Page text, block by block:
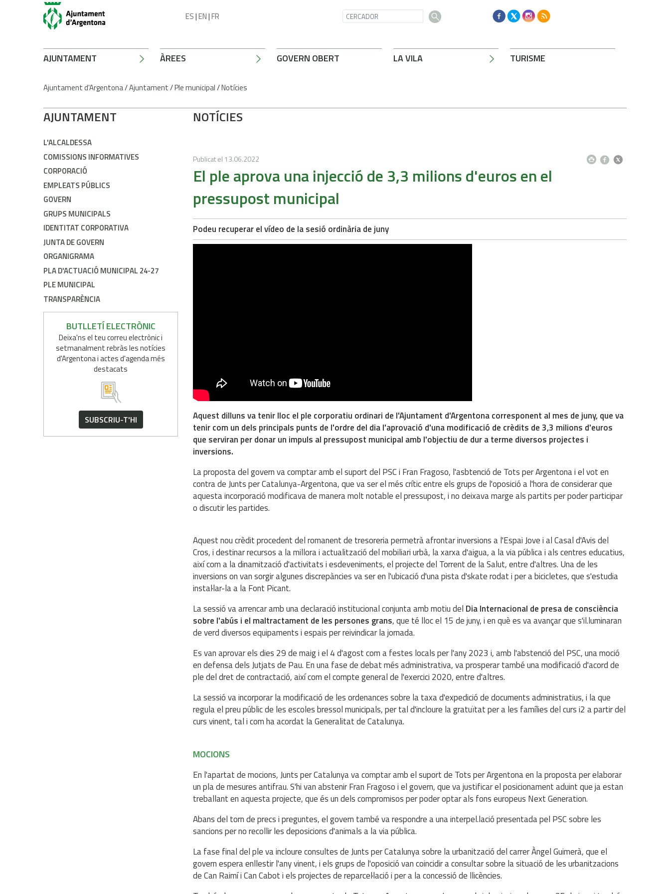
ES|EN|FR
AJUNTAMENT ÀREES GOVERN OBERT LA VILA TURISME
Ajuntament d'Argentona/Ajuntament/Ple municipal/Notícies
AJUNTAMENT
L'ALCALDESSA
COMISSIONS INFORMATIVES
CORPORACIÓ
EMPLEATS PÚBLICS
GOVERN
GRUPS MUNICIPALS
IDENTITAT CORPORATIVA
JUNTA DE GOVERN
ORGANIGRAMA
PLA D'ACTUACIÓ MUNICIPAL 24-27
PLE MUNICIPAL
TRANSPARÈNCIA
BUTLLETÍ ELECTRÒNIC
Deixa'ns el teu correu electrònic i
setmanalment rebràs les notícies
d'Argentona i actes d'agenda més
destacats
SUBSCRIU-T'HI
NOTÍCIES
Publicat el 13.06.2022
El ple aprova una injecció de 3,3 milions d'euros en el
pressupost municipal
Podeu recuperar el vídeo de la sesió ordinària de juny
Aquest dilluns va tenir lloc el ple corporatiu ordinari de l'Ajuntament d'Argentona corresponent al mes de juny, que va
tenir com un dels principals punts de l'ordre del dia l'aprovació d'una modificació de crèdits de 3,3 milions d'euros
que serviran per donar un impuls al pressupost municipal amb l'objectiu de dur a terme diversos projectes i
inversions.
La proposta del govern va comptar amb el suport del PSC i Fran Fragoso, l'asbtenció de Tots per Argentona i el vot en
contra de Junts per Catalunya-Argentona, que va ser el més crític entre els grups de l'oposició a l'hora de considerar que
aquesta incorporació modificava de manera molt notable el pressupost, i no deixava marge als partits per poder participar
o discutir les partides.
Aquest nou crèdit procedent del romanent de tresoreria permetrà afrontar inversions a l'Espai Jove i al Casal d'Avis del
Cros, i destinar recursos a la millora i actualització del mobiliari urbà, la xarxa d'aigua, a la via pública i als centres educatius,
així com a la dinamització d'activitats i esdeveniments, el projecte del Torrent de la Salut, entre d'altres. Una de les
inversions on van sorgir algunes discrepàncies va ser en l'ubicació d'una pista d'skate rodat i per a bicicletes, que s'estudia
instal·lar-la a la Font Picant.
La sessió va arrencar amb una declaració institucional conjunta amb motiu del Dia Internacional de presa de consciència
sobre l'abús i el maltractament de les persones grans, que té lloc el 15 de juny, i en què es va avançar que s'il.luminaran
de verd diversos equipaments i espais per reivindicar la jornada.
Es van aprovar els dies 29 de maig i el 4 d'agost com a festes locals per l'any 2023 i, amb l'abstenció del PSC, una moció
en defensa dels Jutjats de Pau. En una fase de debat més administrativa, va prosperar també una modificació d'acord de
ple del dret de contractació, així com el compte general de l'exercici 2020, entre d'altres.
La sessió va incorporar la modificació de les ordenances sobre la taxa d'expedició de documents administratius, i la que
regula el preu públic de les escoles bressol municipals, per tal d'incloure la gratuïtat per a les famílies del curs i2 a partir del
curs vinent, tal i com ha acordat la Generalitat de Catalunya.
MOCIONS
En l'apartat de mocions, Junts per Catalunya va comptar amb el suport de Tots per Argentona en la proposta per elaborar
un pla de mesures antifrau. S'hi van abstenir Fran Fragoso i el govern, que va justificar el posicionament aduint que ja estan
treballant en aquesta projecte, que és un dels compromisos per poder optar als fons europeus Next Generation.
Abans del torn de precs i preguntes, el govern també va respondre a una interpel.lació presentada pel PSC sobre les
sancions per no recollir les deposicions d'animals a la via pública.
La fase final del ple va incloure consultes de Junts per Catalunya sobre la urbanització del carrer Àngel Guimerà, que el
govern espera enllestir l'any vinent, i els grups de l'oposició van coincidir a consultar sobre la situació de les urbanitzacions
de Can Raimí i Can Cabot i els projectes de reparcel·lació i per a la concessió de llicències.